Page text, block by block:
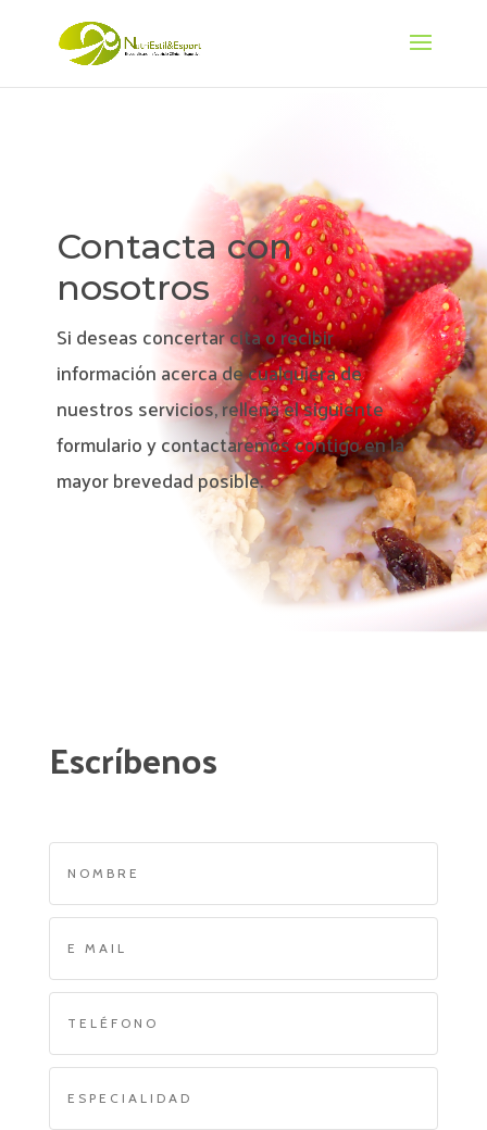
Contacta con
nosotros
Si deseas concertar cita o recibir
información acerca de cualquiera de
nuestros servicios, rellena el siguiente
formulario y contactaremos contigo en la
mayor brevedad posible.
Escríbenos